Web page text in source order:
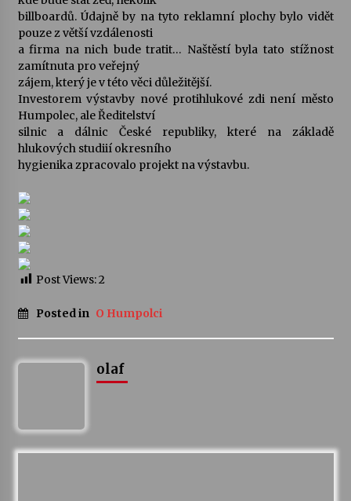
30. 6. 2026
billboardů. Údajně by na tyto reklamní plochy bylo vidět
pouze z větší vzdálenosti
a firma na nich bude tratit… Naštěstí byla tato stížnost
zamítnuta pro veřejný
zájem, který je v této věci důležitější.
Investorem výstavby nové protihlukové zdi není město
Humpolec, ale Ředitelství
silnic a dálnic České republiky, které na základě
hlukových studiií okresního
hygienika zpracovalo projekt na výstavbu.
Post Views:2
Posted in O Humpolci
olaf